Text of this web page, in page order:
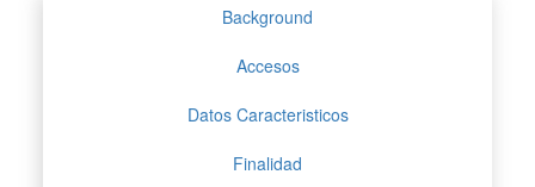
Background
Accesos
Datos Caracteristicos
Finalidad